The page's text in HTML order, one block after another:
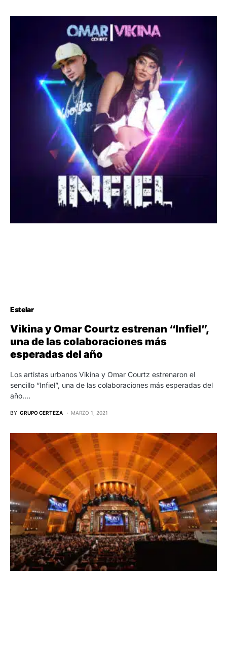
Estelar
Vikina y Omar Courtz estrenan “Infiel”,
una de las colaboraciones más
esperadas del año
Los artistas urbanos Vikina y Omar Courtz estrenaron el
sencillo “Infiel”, una de las colaboraciones más esperadas del
año.…
BY GRUPO CERTEZA MARZO 1, 2021